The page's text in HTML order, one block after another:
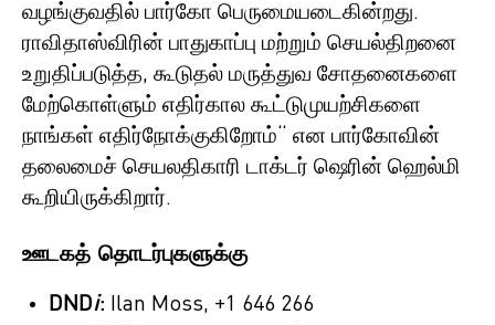
வழங்குவதில் பார்கோ பெருமையடைகின்றது.
ராவிதாஸ்விரின் பாதுகாப்பு மற்றும் செயல்திறனை
உறுதிப்படுத்த, கூடுதல் மருத்துவ சோதனைகளை
மேற்கொள்ளும் எதிர்கால கூட்டுமுயற்சிகளை
நாங்கள் எதிர்நோக்குகிறோம்“ என பார்கோவின்
தலைமைச் செயலதிகாரி டாக்டர் ஷெரின் ஹெல்மி
கூறியிருக்கிறார்.
ஊடகத் தொடர்புகளுக்கு
DNDi: Ilan Moss, +1 646 266